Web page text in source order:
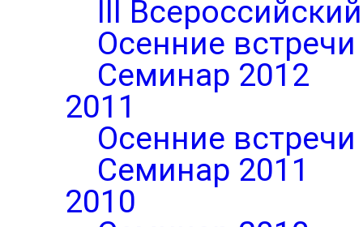
III
Осенние
Семинар 2012
2011
Осенние
Семинар 2011
2010